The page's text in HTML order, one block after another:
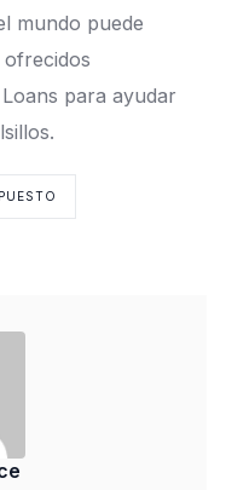
mundo puede
ofrecidos
para ayudar